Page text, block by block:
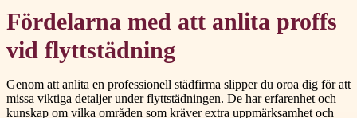
Fördelarna med att anlita proffs
vid flyttstädning
Genom att anlita en professionell städfirma slipper du oroa dig för att
missa viktiga detaljer under flyttstädningen. De har erfarenhet och
kunskap om vilka områden som kräver extra uppmärksamhet och